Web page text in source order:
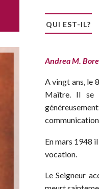
di FossanoQUI EST-IL?
Andrea M.
A vingt ans, le
Maître. Il se
En mars 1948
vocation.
Le Seigneur